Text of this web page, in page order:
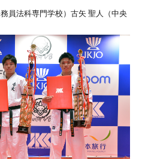
員法科専門学校）古矢 聖人（中央